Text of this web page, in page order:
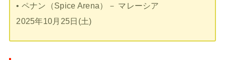
• ペナン（Spice Arena）－ マレーシア
2025年10月25日(土)